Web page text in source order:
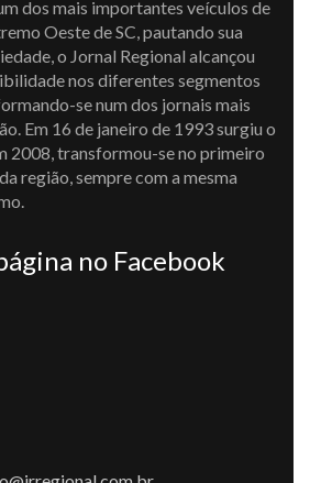
dos mais importantes veículos de
Oeste de SC, pautando sua
o Jornal Regional alcançou
nos diferentes segmentos
se num dos jornais mais
Em 16 de janeiro de 1993 surgiu o
2008, transformou-se no primeiro
região, sempre com a mesma
no Facebook